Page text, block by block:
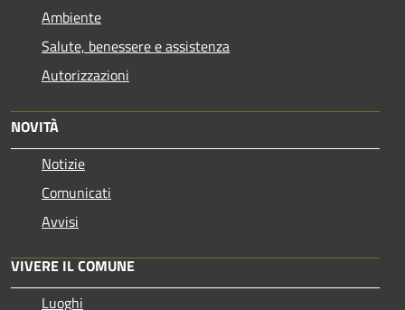
Ambiente
Salute, benessere e assistenza
Autorizzazioni
NOVITÀ
Notizie
Comunicati
Avvisi
VIVERE IL COMUNE
Luoghi